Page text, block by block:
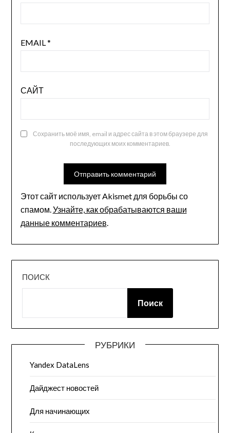
EMAIL *
САЙТ
Сохранить моё имя, email и адрес сайта в этом браузере для
последующих моих комментариев.
Этот сайт использует Akismet для борьбы со
спамом. Узнайте, как обрабатываются ваши
данные комментариев
ПОИСК
Поиск
РУБРИКИ
Yandex DataLens
Дайджест новостей
Для начинающих